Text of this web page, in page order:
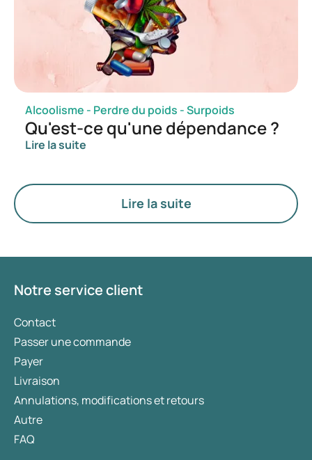
Alcoolisme - Perdre du poids - Surpoids
Qu'est-ce qu'une dépendance ?
Lire la suite
Lire la suite
Notre service client
Contact
Passer une commande
Payer
Livraison
Annulations, modifications et retours
Autre
FAQ